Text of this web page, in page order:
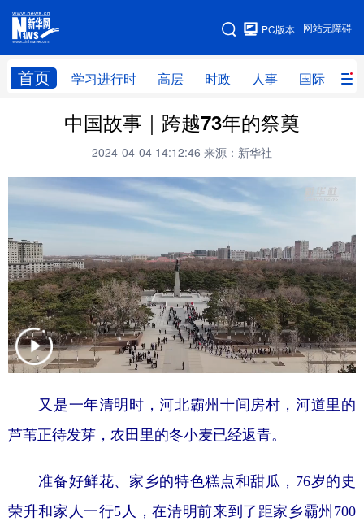
网站无障碍
PC版本
首页 学习进行时 高层 时政 人事 国际 财
网站地图
学习进行时 高层 时政
财经 网评
台湾 思客智库
科技 科创
文化 书画 健康 军事
访谈 视频 图片 政务
法律 中央文件 金融 汽车
食品 人居 信息化 数字经济
学术中国 乡村振兴 银龄 溯源中国
城市 旅游 能源
中国故事｜跨越73年的祭奠
2024-04-04 14:12:46 来源：新华社
又是一年清明时，河北霸州十间房村，河道里的
芦苇正待发芽，农田里的冬小麦已经返青。
准备好鲜花、家乡的特色糕点和甜瓜，76岁的史
荣升和家人一行5人，在清明前来到了距家乡霸州700